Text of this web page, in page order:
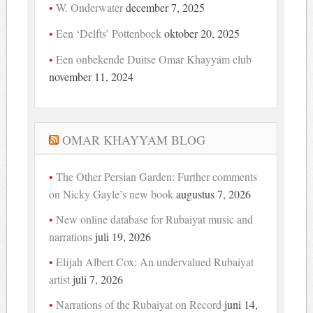
W. Onderwaterdecember 7, 2025
Een ‘Delfts’ Pottenboek oktober 20, 2025
Een onbekende Duitse Omar Khayyám club
november 11, 2024
OMAR KHAYYAM BLOG
The Other Persian Garden: Further comments
on Nicky Gayle’s new book augustus 7, 2026
New online database for Rubaiyat music and
narrations juli 19, 2026
Elijah Albert Cox: An undervalued Rubaiyat
artist juli 7, 2026
Narrations of the Rubaiyat on Record juni 14,